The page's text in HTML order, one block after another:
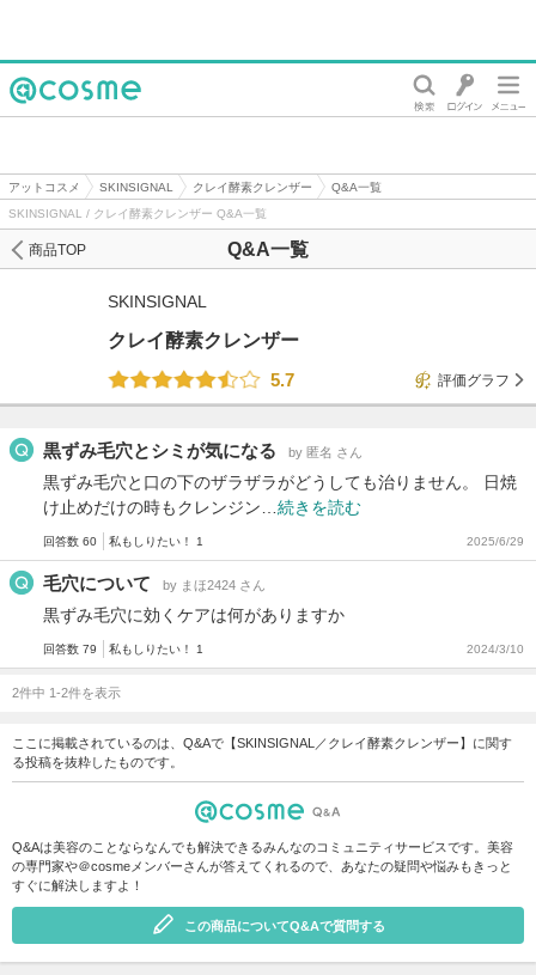
アットコスメ SKINSIGNAL クレイ酵素クレンザー
Q&A一覧
SKINSIGNAL / クレイ酵素クレンザー Q&A一覧
Q&A一覧
商品TOP
SKINSIGNAL
クレイ酵素クレンザー
5.7
評価グラフ
黒ずみ毛穴とシミが気になる by 匿名 さん
黒ずみ毛穴と口の下のザラザラがどうしても治りません。 日焼
け止めだけの時もクレンジン… 続きを読む
回答数 60 私もしりたい！ 1 2025/6/29
毛穴について by まほ2424 さん
黒ずみ毛穴に効くケアは何がありますか
回答数 79 私もしりたい！ 1 2024/3/10
2件中 1-2件を表示
ここに掲載されているのは、Q&Aで【SKINSIGNAL／クレイ酵素クレンザー】に関す
る投稿を抜粋したものです。
Q&Aは美容のことならなんでも解決できるみんなのコミュニティサービスです。美容
の専門家や＠cosmeメンバーさんが答えてくれるので、あなたの疑問や悩みもきっと
すぐに解決しますよ！
この商品についてQ&Aで質問する